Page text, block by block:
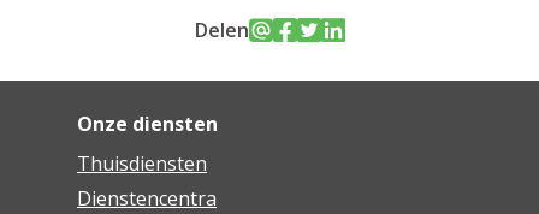
Delen
Onze diensten
Thuisdiensten
Dienstencentra